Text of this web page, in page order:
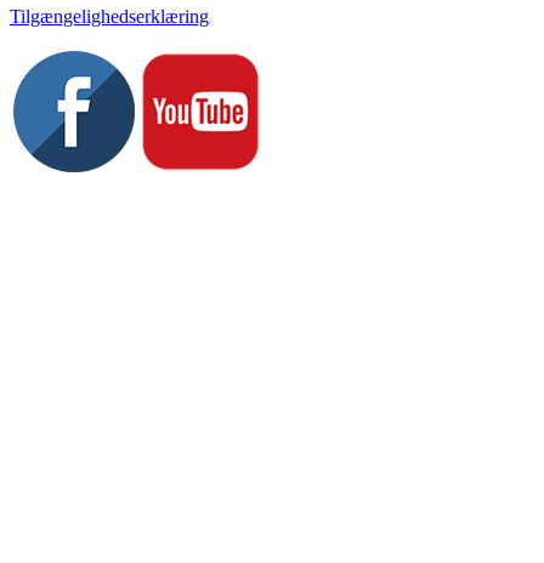
Tilgængelighedserklæring